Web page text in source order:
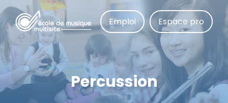
Aller
au
contenu
principal
Emploi Espace pro
Percussion